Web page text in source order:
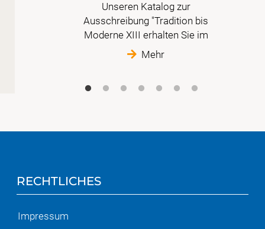
Unseren Katalog zur
Ausschreibung "Tradition bis
Moderne XIII erhalten Sie im
Mehr
RECHTLICHES
Impressum